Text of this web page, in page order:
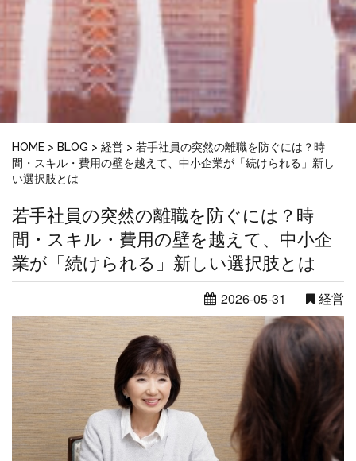
HOME > BLOG > 経営 > 若手社員の突然の離職を防ぐには？時
間・スキル・費用の壁を越えて、中小企業が「続けられる」新し
い選択肢とは
若手社員の突然の離職を防ぐには？時
間・スキル・費用の壁を越えて、中小企
業が「続けられる」新しい選択肢とは
2026-05-31 経営